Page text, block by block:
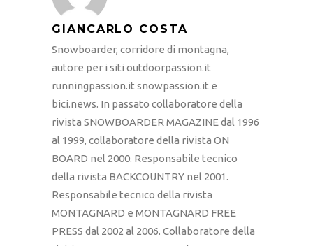
GIANCARLO COSTA
Snowboarder, corridore di montagna,
autore per i siti outdoorpassion.it
runningpassion.it snowpassion.it e
bici.news. In passato collaboratore della
rivista SNOWBOARDER MAGAZINE dal 1996
al 1999, collaboratore della rivista ON
BOARD nel 2000. Responsabile tecnico
della rivista BACKCOUNTRY nel 2001.
Responsabile tecnico della rivista
MONTAGNARD e MONTAGNARD FREE
PRESS dal 2002 al 2006. Collaboratore della